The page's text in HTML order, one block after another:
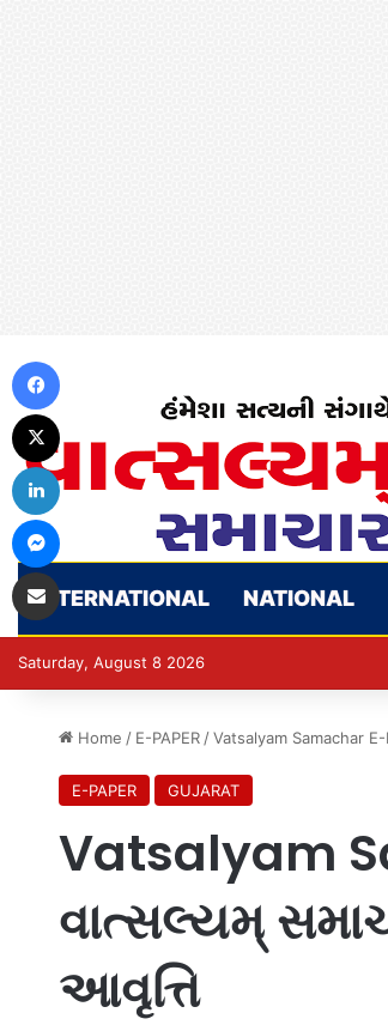
INTERNATIONAL NATIONAL
Saturday, August 8 2026
Home / E-PAPER / Vatsalyam Samachar
E-PAPER GUJARAT
Vatsalyam
વાત્સલ્યમ્
આવૃત્તિ
LinkedIn